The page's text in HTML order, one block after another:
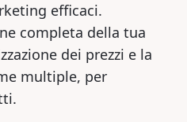
efficaci.
completa della tua
dei prezzi e la
multiple, per